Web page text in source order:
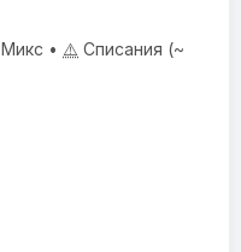
Микс • ⚠️ Списания (~